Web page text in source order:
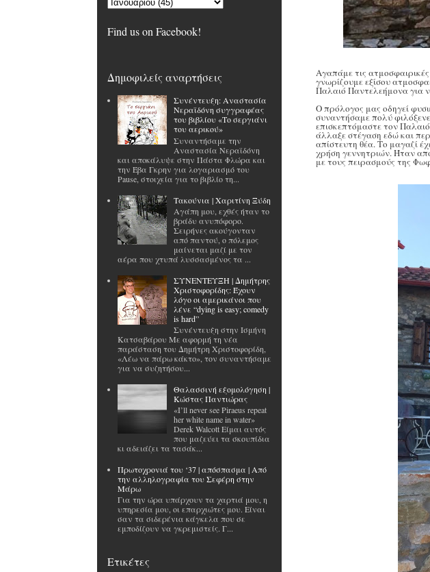
Αγαπάμε τις
γνωρίζουμε εξίσου
Παλαιό Παντελεήμονα για
Ο πρόλογος μας οδηγεί
συναντήσαμε πολύ
επισκεπτόμαστε τον
άλλαξε στέγαση εδώ και
απίστευτη θέα. Το μαγαζί
χρήση γεννητριών. Ήταν
με τους πειρασμούς της
Find us on Facebook!
Δημοφιλείς αναρτήσεις
Συνέντευξη: Αναστασία
Νεραϊδόνη συγγραφέας
του βιβλίου «Το σεργιάνι
του αερικού»
Συναντήσαμε την
Αναστασία Νεραϊδόνη
και αποκάλυψε στην Πάστα Φλώρα και
την Έβα Γκρην για λογαριασμό του
Pause, στοιχεία για το βιβλίο τη...
Tακούνια | Χαριτίνη Ξύδη
Αγάπη μου, εχθές ήταν το
βράδυ ανυπόφορο.
Σειρήνες ακούγονταν
από παντού, ο πόλεμος
μαίνεται μαζί με τον
αέρα που χτυπά λυσσασμένος τα ...
ΣΥΝΕΝΤΕΥΞΗ | Δημήτρης
Χριστοφορίδης: Έχουν
λόγο οι αμερικάνοι που
λένε “dying is easy; comedy
is hard”
Συνέντευξη στην Ισμήνη
Κατσαβάρου Με αφορμή τη νέα
παράσταση του Δημήτρη Χριστοφορίδη,
«Λέω να πάρω κάκτο», τον συναντήσαμε
για να συζητήσου...
Θαλασσινή εξομολόγηση |
Κώστας Παντιώρας
«I’ll never see Piraeus repeat
her white name in water»
Derek Walcott Είμαι αυτός
που μαζεύει τα σκουπίδια
κι αδειάζει τα τασάκ...
Πρωτοχρονιά του ‘37 | απόσπασμα | Από
την αλληλογραφία του Σεφέρη στην
Μάρω
Για την ώρα υπάρχουν τα χαρτιά μου, η
υπηρεσία μου, οι επαρχιώτες μου. Είναι
σαν τα σιδερένια κάγκελα που σε
εμποδίζουν να γκρεμιστείς. Γ...
Ετικέτες